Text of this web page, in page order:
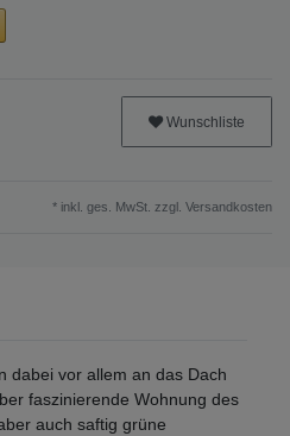
Wunschliste
* inkl. ges. MwSt. zzgl. Versandkosten
dabei vor allem an das Dach
faszinierende Wohnung des
auch saftig grüne